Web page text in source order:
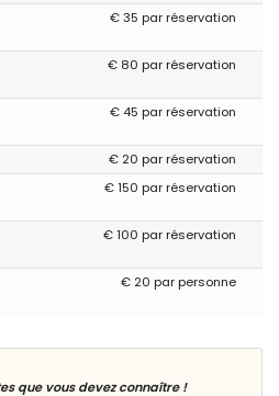
€ 35 par réservation
€ 80 par réservation
€ 45 par réservation
€ 20 par réservation
€ 150 par réservation
€ 100 par réservation
€ 20 par personne
que vous devez connaître !